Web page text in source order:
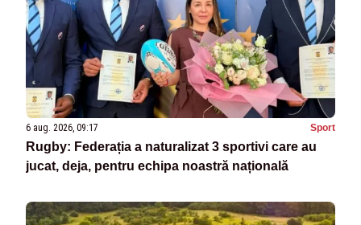
6 aug. 2026, 09:17 Sport
Rugby: Federația a naturalizat 3 sportivi care au
jucat, deja, pentru echipa noastră națională